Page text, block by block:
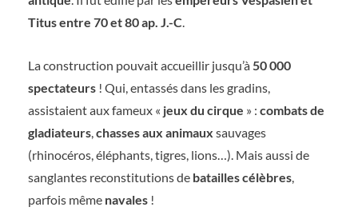
Titus entre 70 et 80 ap. J.-C.
La construction pouvait accueillir jusqu’à50 000
spectateurs ! Qui, entassés dans les gradins,
assistaient aux fameux « jeux du cirque » : combats de
gladiateurs,chasses aux animaux sauvages
(rhinocéros, éléphants, tigres, lions…). Mais aussi de
sanglantes reconstitutions de batailles célèbres,
parfois même navales !